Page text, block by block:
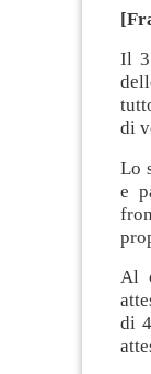
Il
di
Lo
e
Al
di